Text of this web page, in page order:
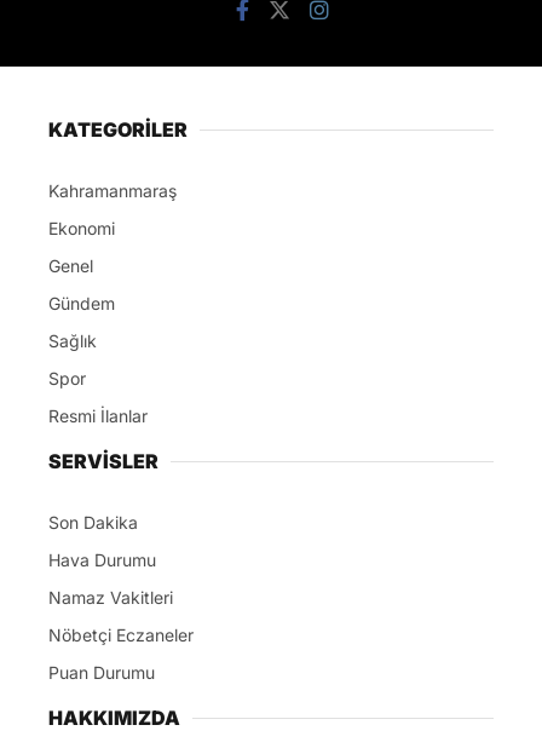
KATEGORİLER
Kahramanmaraş
Ekonomi
Genel
Gündem
Sağlık
Spor
Resmi İlanlar
SERVİSLER
Son Dakika
Hava Durumu
Namaz Vakitleri
Nöbetçi Eczaneler
Puan Durumu
HAKKIMIZDA